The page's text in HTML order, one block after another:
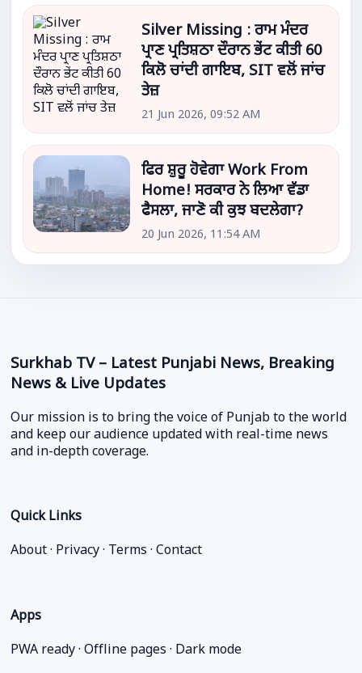
Silver Missing : ਰਾਮ ਮੰਦਰ
ਪ੍ਰਾਣ ਪ੍ਰਤਿਸ਼ਠਾ ਦੌਰਾਨ ਭੇਂਟ ਕੀਤੀ 60
ਕਿਲੋ ਚਾਂਦੀ ਗਾਇਬ, SIT ਵਲੋਂ ਜਾਂਚ
ਤੇਜ਼
21 Jun 2026, 09:52 AM
ਫਿਰ ਸ਼ੁਰੂ ਹੋਵੇਗਾ Work From
Home! ਸਰਕਾਰ ਨੇ ਲਿਆ ਵੱਡਾ
ਫੈਸਲਾ, ਜਾਣੋ ਕੀ ਕੁਝ ਬਦਲੇਗਾ?
20 Jun 2026, 11:54 AM
Surkhab TV – Latest Punjabi News, Breaking
News & Live Updates
Our mission is to bring the voice of Punjab to the world
and keep our audience updated with real-time news
and in-depth coverage.
Quick Links
About· Privacy· Terms ·Contact
Apps
PWA ready · Offline pages · Dark mode